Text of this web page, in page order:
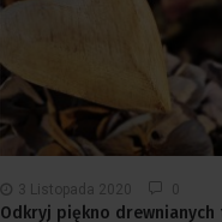
3 Listopada 2020 0
Odkryj piękno